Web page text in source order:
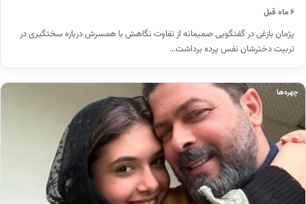
۶ ماه قبل
پژمان بازغی در گفتگویی صمیمانه از تفاوت نگاهش با همسرش درباره سختگیری در
تربیت دخترشان نفس پرده برداشت…
چهره‌ها